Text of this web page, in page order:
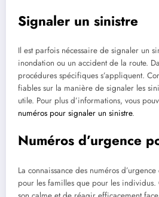
Signaler un sinistre
Il est parfois nécessaire de signaler un
inondation ou un accident de la route.
procédures spécifiques s’appliquent.
fiables sur la manière de signaler les
utile. Pour plus d’informations, vous
numéros pour signaler un sinistre.
Numéros d’urgence
La connaissance des numéros
pour les familles que pour les